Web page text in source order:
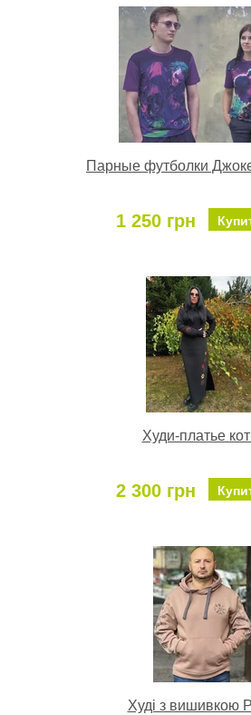
Парные футболки
1 250 грн
Худи-платье
2 300 грн
Худі з вишивкою